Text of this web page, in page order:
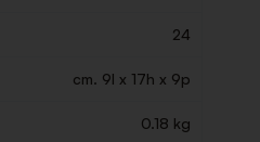
24
cm. 9l x 17h x 9p
0.18 kg